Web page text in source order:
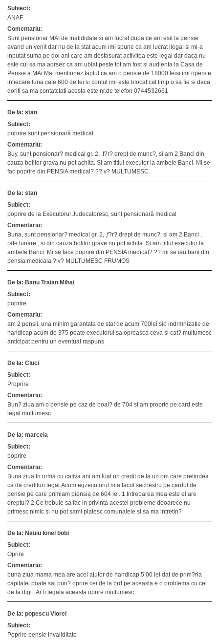
Subiect:
ANAF
Comentariu:
Sunt pensionar MAI de inalididate si am lucrat dupa ce am esit la pensie
avand un venit dar nu de la stat acum imi spune ca am lucrat ilegal si mi-a
inputat suma pe doi ani care am desfasurat activitea este legal dar daca nu
este cui sa ma adrsez ca am ublat peste tot am fost si audienta la Casa de
Pensie a MAi.Mai mentionez faptul ca am o pensie de 18000 leisi imi operste
infiecare luna cate 600 de lei si contul imi este blocat cat timp o sa fie si daca
doriti sa ma contatctati acesta este nr.de telefon 0744532661
De la: stan
Subiect:
poprire sunt pensionară medical
Comentariu:
Buy, sunt pensionar? medical gr. 2, ,f?r? drept de munc?, si am 2 Banci din
cauza bolilor grava nu pot achita. Si am titlul executor la ambele Banci. Mi se
fac poprire din PENSIA medical? ?? v? MULTUMESC
De la: stan
Subiect:
poprire de la Executorul Judecatoresc, sunt pensionară medical
Comentariu:
Buna, sunt pensionar? medical gr. 2, ,f?r? drept de munc?, si am 2 Banci ,
rate lunare , si din cauza bolilor grave nu pot achita. Si am titlul executor la
ambele Banci. Mi se face poprire din PENSIA medical? ?? mi se iau bani din
pensia medicala ? v? MULTUMESC FRUMOS
De la: Banu Traian Mihai
Subiect:
poprire
Comentariu:
am 2 pensii, una minim garantata de stat de acum 700lei sio indrmnizatie de
handicap acum de 375 poate executorul sa opreasca ceva si cat? multumesc
anticipat pentru un eventual raspuns
De la: Cluci
Subiect:
Proprire
Comentariu:
Bun? ziua am o pensie pe caz de boal? de 704 si am proprie pe card este
legal.multumesc
De la: marcela
Subiect:
poprire
Comentariu:
Buna ziua.In urma cu cativa ani am luat un credit de la un om care pretindea
ca da credituri legal.Acum egzecutorul mia facut sechestru pe cardul de
pensie pe care primiam piensia de 604 lei. 1.Intrebarea mea este el are
dreptul? 2.Ce trebuie sa fac in privinta acestei probleme deoarece nu
primesc nimic si nu pot sami platesc comunalele si sa ma intretin?
De la: Nauiu Ionel bobi
Subiect:
Oprire
Comentariu:
buna ziua mama mea are acel ajutor de handicap 5 00 lei dat de prim?ria
capitalei poate sai pun? oprire cei de la brd pe aceasta e o problema cu cei
de la digi . Ar fi legala aceasta oprire multumesc
De la: popescu Viorel
Subiect:
Poprire pensie invaliditate